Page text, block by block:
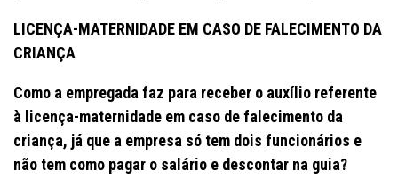
LICENÇA-MATERNIDADE EM CASO DE FALECIMENTO DA
CRIANÇA
Como a empregada faz para receber o auxílio referente
à licença-maternidade em caso de falecimento da
criança, já que a empresa só tem dois funcionários e
não tem como pagar o salário e descontar na guia?